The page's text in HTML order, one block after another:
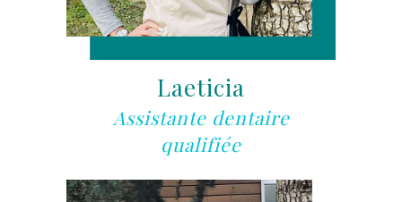
Laeticia
Assistante dentaire
qualifiée